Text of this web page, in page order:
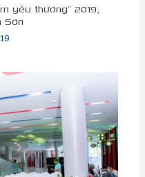
yêu thương” 2019,
Sơn